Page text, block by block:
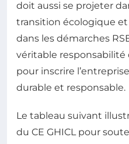
doit aussi se projeter
transition écologique et
dans les démarches
véritable responsabilité
pour inscrire
durable et responsable.
Le tableau suivant
du CE GHICL pour